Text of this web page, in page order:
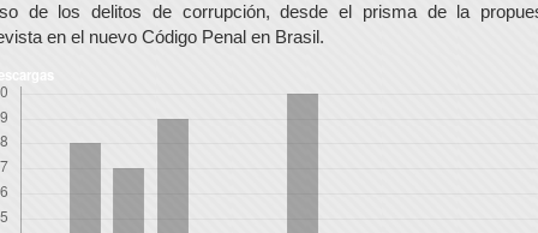
de los delitos de corrupción, desde el prisma de la
en el nuevo Código Penal en Brasil.